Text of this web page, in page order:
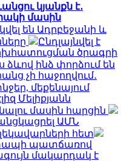
կյանքն է․
մասին
են Ադրբեջանի և
Ընդլայնվել է
ծրագրի
ձևով ինձ փորձում են
չի հաջողվում․
մեքենայում
Մելիքյանն
մասին հարցին
ԱՄՆ
հետ
տապի պատճառով
մակարդակ է